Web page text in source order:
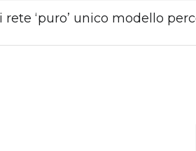
‘puro’ unico modello